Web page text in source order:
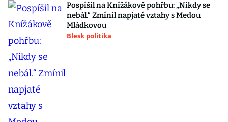
Pospíšil na Knížákově pohřbu: „Nikdy se
nebál.“ Zmínil napjaté vztahy s Medou
Mládkovou
Blesk politika